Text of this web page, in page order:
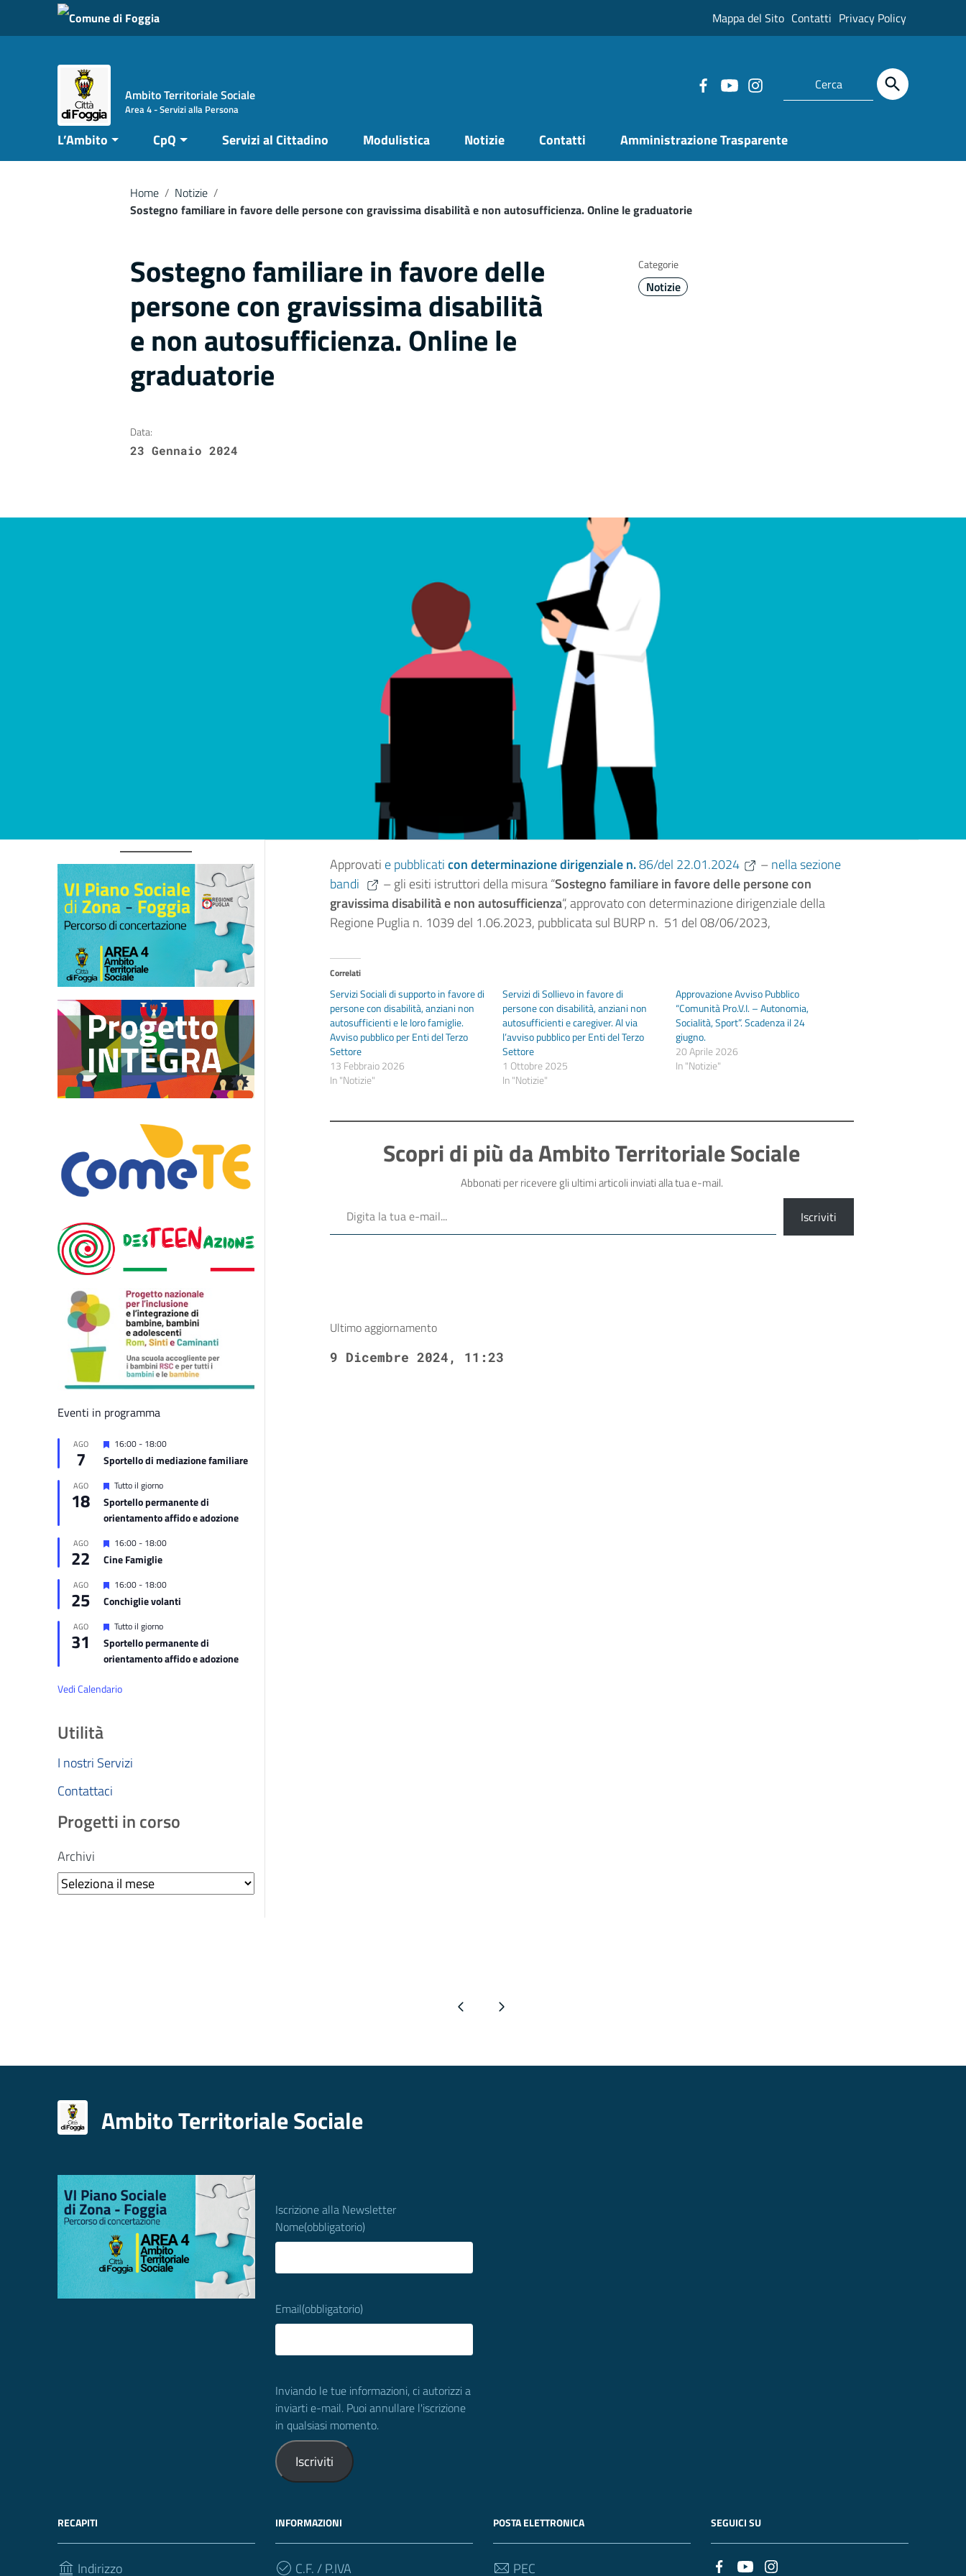
Vai ai contenuti
Vai al menu di navigazione
Mappa del Sito Contatti Privacy Policy
Ambito Territoriale Sociale
Area 4 - Servizi alla Persona
L’Ambito CpQ Servizi al Cittadino Modulistica Notizie Contatti Amministrazione Trasparente
Home / Notizie /
Sostegno familiare in favore delle persone con gravissima disabilità e non autosufficienza. Online le graduatorie
Sostegno familiare in favore delle
persone con gravissima disabilità
e non autosufficienza. Online le
graduatorie
Categorie
Notizie
Data:
23 Gennaio 2024
Eventi in programma
AGO
7
Segnalati
16:00- 18:00
Sportello di mediazione familiare
AGO
18
Segnalati
Tutto il giorno
Sportello permanente di
orientamento affido e adozione
AGO
22
Segnalati
16:00- 18:00
Cine Famiglie
AGO
25
Segnalati
16:00- 18:00
Conchiglie volanti
AGO
31
Segnalati
Tutto il giorno
Sportello permanente di
orientamento affido e adozione
Vedi Calendario
Utilità
I nostri Servizi
Contattaci
Progetti in corso
Archivi
Approvati e pubblicaticon determinazione dirigenziale n.86/del 22.01.2024 –nella sezione
bandi
– gli esiti istruttori della misura “Sostegno familiare in favore delle persone con
gravissima disabilità e non autosufficienza“, approvato con determinazione dirigenziale della
Regione Puglia n. 1039 del 1.06.2023, pubblicata sul BURP n. 51 del 08/06/2023,
Correlati
Servizi Sociali di supporto in favore di
persone con disabilità, anziani non
autosufficienti e le loro famiglie.
Avviso pubblico per Enti del Terzo
Settore
13 Febbraio 2026
In "Notizie"
Servizi di Sollievo in favore di
persone con disabilità, anziani non
autosufficienti e caregiver. Al via
l’avviso pubblico per Enti del Terzo
Settore
1 Ottobre 2025
In "Notizie"
Approvazione Avviso Pubblico
“Comunità Pro.V.I. – Autonomia,
Socialità, Sport”. Scadenza il 24
giugno.
20 Aprile 2026
In "Notizie"
Scopri di più da Ambito Territoriale Sociale
Abbonati per ricevere gli ultimi articoli inviati alla tua e-mail.
Iscriviti
Ultimo aggiornamento
9 Dicembre 2024, 11:23
Pagina precedentePagina successiva
Ambito Territoriale Sociale
Iscrizione alla Newsletter
Nome(obbligatorio)
Email(obbligatorio)
Inviando le tue informazioni, ci autorizzi a
inviarti e-mail. Puoi annullare l'iscrizione
in qualsiasi momento.
Iscriviti
RECAPITI
Indirizzo
INFORMAZIONI
C.F. / P.IVA
POSTA ELETTRONICA
PEC
SEGUICI SU